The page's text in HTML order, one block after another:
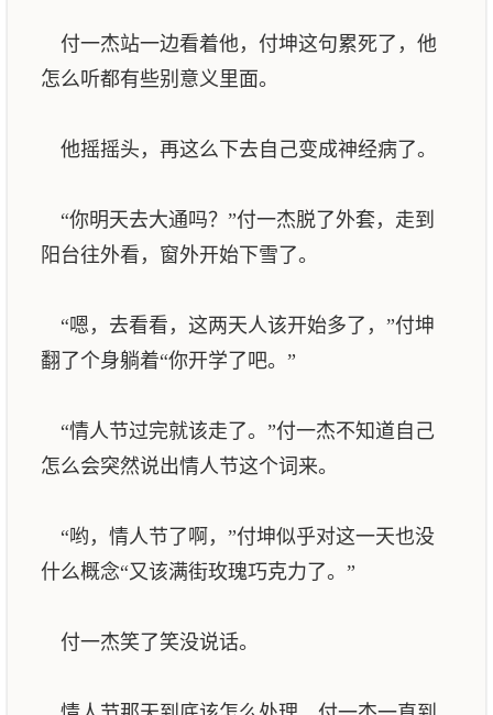
付一杰站一边看着他，付坤这句累死了，他
怎么听都有些别意义里面。
他摇摇头，再这么下去自己变成神经病了。
“你明天去大通吗？”付一杰脱了外套，走到
阳台往外看，窗外开始下雪了。
“嗯，去看看，这两天人该开始多了，”付坤
翻了个身躺着“你开学了吧。”
“情人节过完就该走了。”付一杰不知道自己
怎么会突然说出情人节这个词来。
“哟，情人节了啊，”付坤似乎对这一天也没
什么概念“又该满街玫瑰巧克力了。”
付一杰笑了笑没说话。